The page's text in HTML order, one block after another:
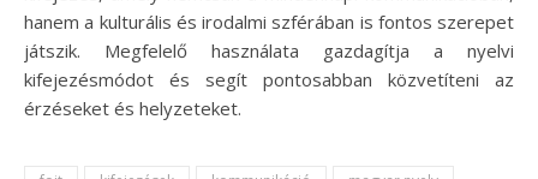
hanem a kulturális és irodalmi szférában is fontos szerepet
játszik. Megfelelő használata gazdagítja a nyelvi
kifejezésmódot és segít pontosabban közvetíteni az
érzéseket és helyzeteket.